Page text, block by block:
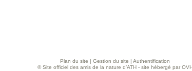
Plan du site | Gestion du site | Authentification
© Site officiel des amis de la nature d’ATH - site hébergé par OVH